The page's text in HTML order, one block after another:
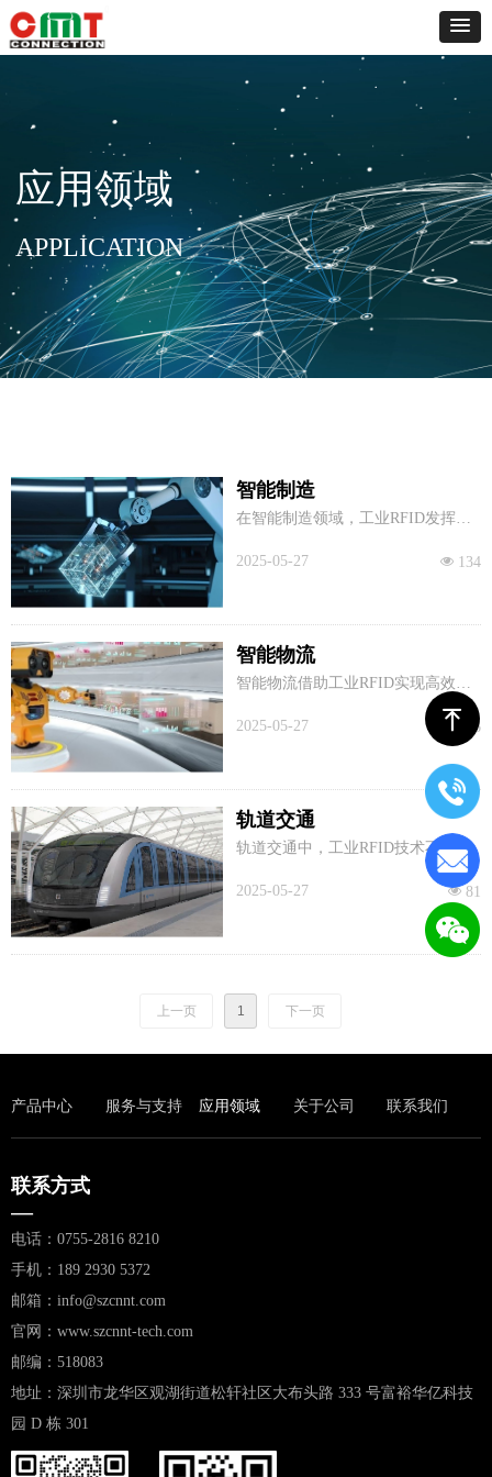
应用领域
APPLICATION
智能制造
在智能制造领域，工业RFID发挥着
品、成品及生产设备上粘贴RFID标
库货架上的固定式读写器可监控库
存状态。生产线上，嵌入式RFID读
头记录加工参数，质检站点的便携
式扫描器关联质检数据。这不仅弥
补了计划层与控制层间的“信息断
管理，还提升了生产灵活性、物料
配送准确性，降低装配差错率，优
化管理决策。
넶 134
2025-05-27
智能物流
智能物流借助工业RFID实现高效运
作。货物贴上RFID标签后，物流全
程得以实时追踪，位置、状态和运
输轨迹尽在掌握，降低货物丢失与
延误风险。仓储环节，仓库入口、
出口和货架处的RFID阅读器，自动
识别货物信息，完成自动化入库、
出库、盘点及库存管理，大幅提升
仓储效率与准确性。分拣中心里，
读取设备依据标签信息快速分类包
裹，配送员手持设备扫描标签获取
配送详情，提升配送效率。同时，R
FID技术加强安全管理，防止货物被
盗或错发，推动物流行业向高效、
智能、绿色方向发展 。
넶 106
2025-05-27
轨道交通
轨道交通中，工业RFID技术不可或
缺。例如在列车车次自动识别上，
在列车轨道安装抗金属无源RFID标
签，列车头或底部部署一体式读写
器，读写器接收标签反馈的唯一ID
编码，实时上传至中央控制系统与
FID标签可追踪货物从发货到收货全
程，确保安全与准时。还能对铁路
安全，提升整体智能化管理水平。
넶 81
2025-05-27
上一页 1 下一页
产品中心 服务与支持 应用领域 关于公司 联系我们
联系方式
—
电话：0755-2816 8210
手机：189 2930 5372
邮箱：info@szcnnt.com
官网：www.szcnnt-tech.com
邮编：518083
地址：深圳市龙华区观湖街道松轩社区大布头路 333 号富裕华亿科技
园 D 栋 301
ꁸ